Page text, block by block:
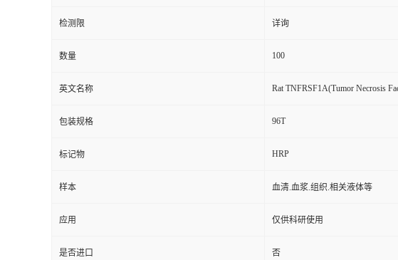
检测限 详询
数量 100
英文名称 Rat TNFRSF1A(Tumor Necrosis
包装规格 96T
标记物 HRP
样本 血清.血浆.组织.相关液体等
应用 仅供科研使用
是否进口 否